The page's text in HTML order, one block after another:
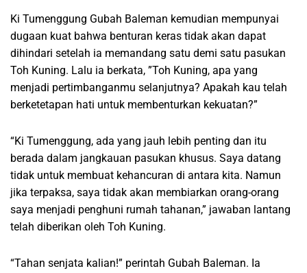
Ki Tumenggung Gubah Baleman kemudian mempunyai
dugaan kuat bahwa benturan keras tidak akan dapat
dihindari setelah ia memandang satu demi satu pasukan
Toh Kuning. Lalu ia berkata, ”Toh Kuning, apa yang
menjadi pertimbanganmu selanjutnya? Apakah kau telah
berketetapan hati untuk membenturkan kekuatan?”
“Ki Tumenggung, ada yang jauh lebih penting dan itu
berada dalam jangkauan pasukan khusus. Saya datang
tidak untuk membuat kehancuran di antara kita. Namun
jika terpaksa, saya tidak akan membiarkan orang-orang
saya menjadi penghuni rumah tahanan,” jawaban lantang
telah diberikan oleh Toh Kuning.
“Tahan senjata kalian!” perintah Gubah Baleman. Ia